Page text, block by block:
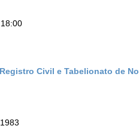
Civil e Tabelionato de